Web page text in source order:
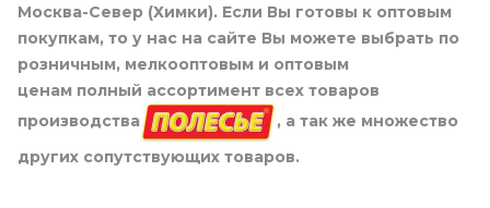
Москва-Север (Химки). Если Вы готовы к оптовым
покупкам, то у нас на сайте Вы можете выбрать по
розничным, мелкооптовым и оптовым
ценам полный ассортимент всех товаров
производства
, а так же множество
других сопутствующих товаров.